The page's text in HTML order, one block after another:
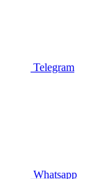
Telegram
Whatsapp